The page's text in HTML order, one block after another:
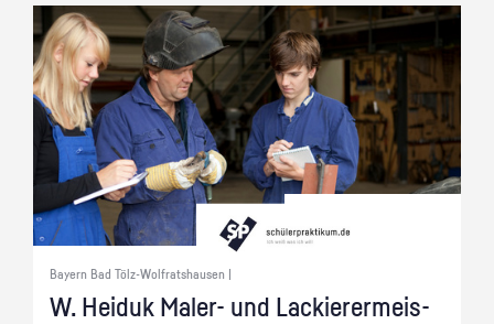
Bayern Bad Tölz-Wolfratshausen |
W. Hei­duk Ma­ler- und La­ckie­rer­meis­